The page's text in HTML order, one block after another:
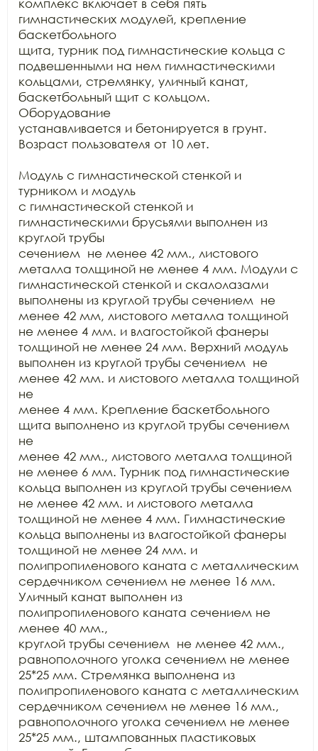
комплекс включает в себя пять
гимнастических модулей, крепление
баскетбольного
щита, турник под гимнастические кольца с
подвешенными на нем гимнастическими
кольцами, стремянку, уличный канат,
баскетбольный щит с кольцом.
Оборудование
устанавливается и бетонируется в грунт.
Возраст пользователя от 10 лет.
Модуль с гимнастической стенкой и
турником и модуль
с гимнастической стенкой и
гимнастическими брусьями выполнен из
круглой трубы
сечением  не менее 42 мм., листового
металла толщиной не менее 4 мм. Модули с
гимнастической стенкой и скалолазами
выполнены из круглой трубы сечением  не
менее 42 мм, листового металла толщиной
не менее 4 мм. и влагостойкой фанеры
толщиной не менее 24 мм. Верхний модуль
выполнен из круглой трубы сечением  не
менее 42 мм. и листового металла толщиной
не
менее 4 мм. Крепление баскетбольного
щита выполнено из круглой трубы сечением
не
менее 42 мм., листового металла толщиной
не менее 6 мм. Турник под гимнастические
кольца выполнен из круглой трубы сечением
не менее 42 мм. и листового металла
толщиной не менее 4 мм. Гимнастические
кольца выполнены из влагостойкой фанеры
толщиной не менее 24 мм. и
полипропиленового каната с металлическим
сердечником сечением не менее 16 мм.
Уличный канат выполнен из
полипропиленового каната сечением не
менее 40 мм.,
круглой трубы сечением  не менее 42 мм.,
равнополочного уголка сечением не менее
25*25 мм. Стремянка выполнена из
полипропиленового каната с металлическим
сердечником сечением не менее 16 мм.,
равнополочного уголка сечением не менее
25*25 мм., штампованных пластиковых